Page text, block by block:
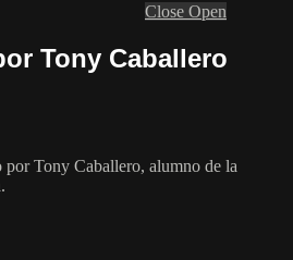
Close Open
Tony Caballero
Tony Caballero, alumno de la